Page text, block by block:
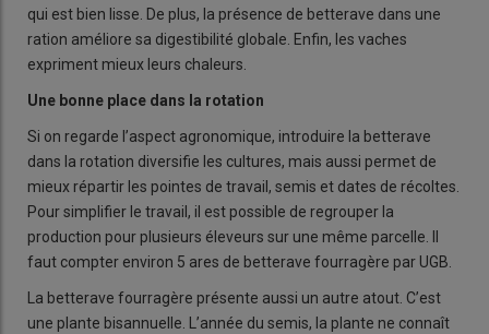
qui est bien lisse. De plus, la présence de betterave dans une
ration améliore sa digestibilité globale. Enfin, les vaches
expriment mieux leurs chaleurs.
Une bonne place dans la rotation
Si on regarde l’aspect agronomique, introduire la betterave
dans la rotation diversifie les cultures, mais aussi permet de
mieux répartir les pointes de travail, semis et dates de récoltes.
Pour simplifier le travail, il est possible de regrouper la
production pour plusieurs éleveurs sur une même parcelle. Il
faut compter environ 5 ares de betterave fourragère par UGB.
La betterave fourragère présente aussi un autre atout. C’est
une plante bisannuelle. L’année du semis, la plante ne connaît